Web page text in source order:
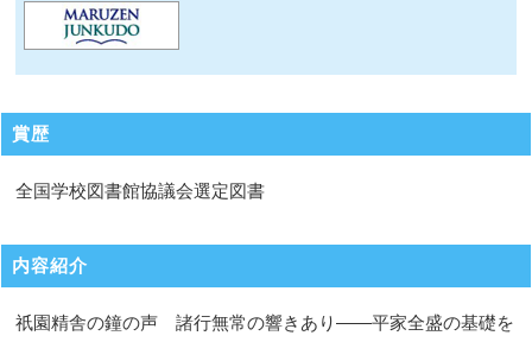
賞歴
全国学校図書館協議会選定図書
内容紹介
祇園精舎の鐘の声 諸行無常の響きあり――平家全盛の基礎を